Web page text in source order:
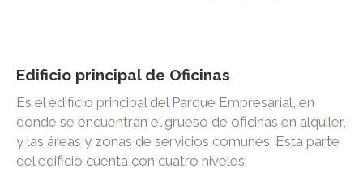
Edificio principal de Oficinas
Es el edificio principal del Parque Empresarial, en
donde se encuentran el grueso de oficinas en alquiler,
y las áreas y zonas de servicios comunes. Esta parte
del edificio cuenta con cuatro niveles: